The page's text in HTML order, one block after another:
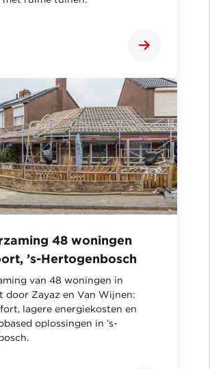
48 woningen
’s-Hertogenbosch
van 48 woningen in
door Zayaz en Van Wijnen:
lagere energiekosten en
oplossingen in ’s-